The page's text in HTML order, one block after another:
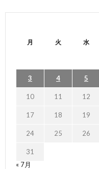
月 火 水
3 4 5
10 11 12
17 18 19
24 25 26
31
« 7月